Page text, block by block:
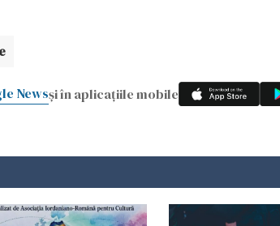
Newsși în aplicațiile mobile